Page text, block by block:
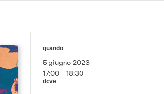
quando
5 giugno 2023
17:00 - 18:30
dove